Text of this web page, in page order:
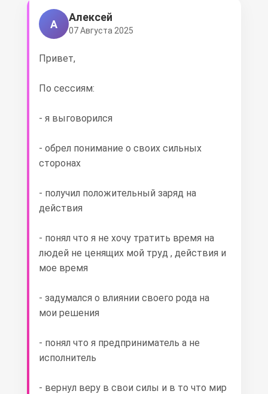
А
Алексей
07 Августа 2025
Привет,
По сессиям:
- я выговорился
- ⁠обрел понимание о своих сильных
сторонах
- ⁠получил положительный заряд на
действия
- ⁠понял что я не хочу тратить время на
людей не ценящих мой труд , действия и
мое время
- ⁠задумался о влиянии своего рода на
мои решения
- ⁠понял что я предприниматель а не
исполнитель
- ⁠вернул веру в свои силы и в то что мир